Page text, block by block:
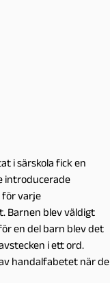
i särskola fick en
introducerade
för varje
Barnen blev väldigt
en del barn blev det
i ett ord.
handalfabetet när de